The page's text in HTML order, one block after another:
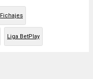
Fichajes
Liga BetPlay